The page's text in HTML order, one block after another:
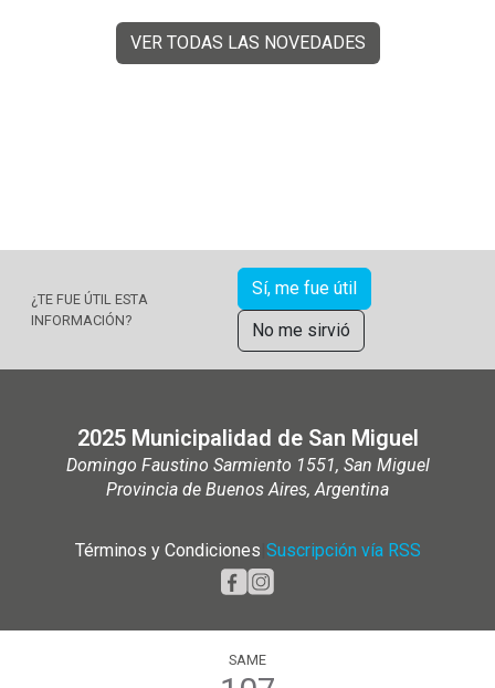
VER TODAS LAS NOVEDADES
¿TE FUE ÚTIL ESTA
INFORMACIÓN?
Sí, me fue útil
No me sirvió
2025 Municipalidad de San Miguel
Domingo Faustino Sarmiento 1551, San Miguel
Provincia de Buenos Aires, Argentina
Términos y Condiciones Suscripción vía RSS
SAME